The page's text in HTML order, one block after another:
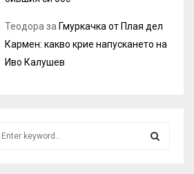
Теодора за Гмуркачка от Плая дел
Кармен: какво крие напускането на
Иво Калушев